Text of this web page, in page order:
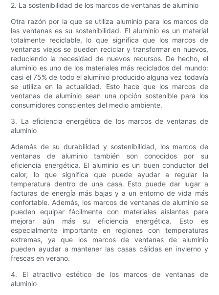
2. La sostenibilidad de los marcos de ventanas de aluminio
Otra razón por la que se utiliza aluminio para los marcos de
las ventanas es su sostenibilidad. El aluminio es un material
totalmente reciclable, lo que significa que los marcos de
ventanas viejos se pueden reciclar y transformar en nuevos,
reduciendo la necesidad de nuevos recursos. De hecho, el
aluminio es uno de los materiales más reciclados del mundo:
casi el 75% de todo el aluminio producido alguna vez todavía
se utiliza en la actualidad. Esto hace que los marcos de
ventanas de aluminio sean una opción sostenible para los
consumidores conscientes del medio ambiente.
3. La eficiencia energética de los marcos de ventanas de
aluminio
Además de su durabilidad y sostenibilidad, los marcos de
ventanas de aluminio también son conocidos por su
eficiencia energética. El aluminio es un buen conductor del
calor, lo que significa que puede ayudar a regular la
temperatura dentro de una casa. Esto puede dar lugar a
facturas de energía más bajas y a un entorno de vida más
confortable. Además, los marcos de ventanas de aluminio se
pueden equipar fácilmente con materiales aislantes para
mejorar aún más su eficiencia energética. Esto es
especialmente importante en regiones con temperaturas
extremas, ya que los marcos de ventanas de aluminio
pueden ayudar a mantener las casas cálidas en invierno y
frescas en verano.
4. El atractivo estético de los marcos de ventanas de
aluminio